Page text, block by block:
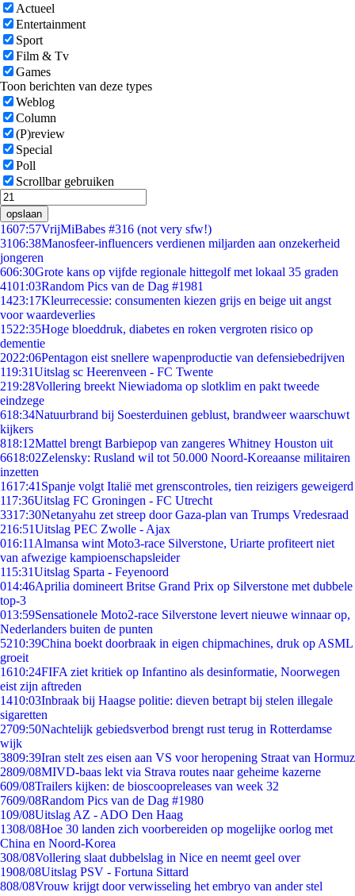
Actueel
Entertainment
Sport
Film & Tv
Games
Toon berichten van deze types
Weblog
Column
(P)review
Special
Poll
Scrollbar gebruiken
opslaan
1607:57VrijMiBabes #316 (not very sfw!)
3106:38Manosfeer-influencers verdienen miljarden aan onzekerheid
jongeren
606:30Grote kans op vijfde regionale hittegolf met lokaal 35 graden
4101:03Random Pics van de Dag #1981
1423:17Kleurrecessie: consumenten kiezen grijs en beige uit angst
voor waardeverlies
1522:35Hoge bloeddruk, diabetes en roken vergroten risico op
dementie
2022:06Pentagon eist snellere wapenproductie van defensiebedrijven
119:31Uitslag sc Heerenveen - FC Twente
219:28Vollering breekt Niewiadoma op slotklim en pakt tweede
eindzege
618:34Natuurbrand bij Soesterduinen geblust, brandweer waarschuwt
kijkers
818:12Mattel brengt Barbiepop van zangeres Whitney Houston uit
6618:02Zelensky: Rusland wil tot 50.000 Noord-Koreaanse militairen
inzetten
1617:41 Spanje volgt Italië met grenscontroles, tien reizigers geweigerd
117:36Uitslag FC Groningen - FC Utrecht
3317:30Netanyahu zet streep door Gaza-plan van Trumps Vredesraad
216:51Uitslag PEC Zwolle - Ajax
016:11 Almansa wint Moto3-race Silverstone, Uriarte profiteert niet
van afwezige kampioenschapsleider
115:31Uitslag Sparta - Feyenoord
014:46Aprilia domineert Britse Grand Prix op Silverstone met dubbele
top-3
013:59Sensationele Moto2-race Silverstone levert nieuwe winnaar op,
Nederlanders buiten de punten
5210:39China boekt doorbraak in eigen chipmachines, druk op ASML
groeit
1610:24FIFA ziet kritiek op Infantino als desinformatie, Noorwegen
eist zijn aftreden
1410:03Inbraak bij Haagse politie: dieven betrapt bij stelen illegale
sigaretten
2709:50Nachtelijk gebiedsverbod brengt rust terug in Rotterdamse
wijk
3809:39Iran stelt zes eisen aan VS voor heropening Straat van Hormuz
2809/08MIVD-baas lekt via Strava routes naar geheime kazerne
609/08Trailers kijken: de bioscoopreleases van week 32
7609/08Random Pics van de Dag #1980
109/08Uitslag AZ - ADO Den Haag
1308/08Hoe 30 landen zich voorbereiden op mogelijke oorlog met
China en Noord-Korea
308/08Vollering slaat dubbelslag in Nice en neemt geel over
1908/08Uitslag PSV - Fortuna Sittard
808/08Vrouw krijgt door verwisseling het embryo van ander stel